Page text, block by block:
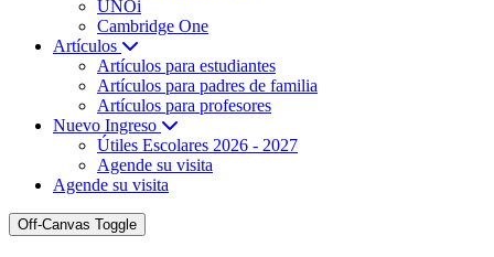
UNOi
Cambridge One
Artículos
Artículos para estudiantes
Artículos para padres de familia
Artículos para profesores
Nuevo Ingreso
Útiles Escolares 2026 - 2027
Agende su visita
Agende su visita
Off-Canvas Toggle